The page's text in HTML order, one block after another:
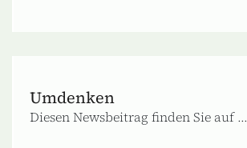
Umdenken
Diesen Newsbeitrag finden Sie auf ...